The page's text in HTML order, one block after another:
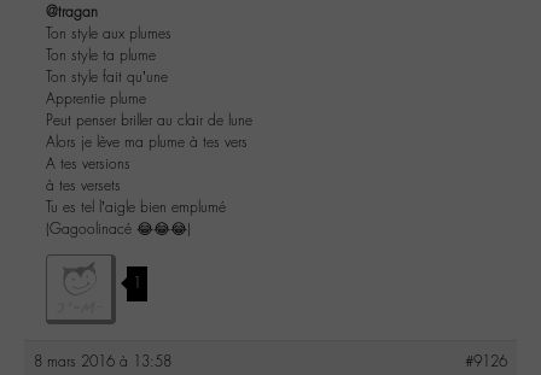
@tragan
Ton style aux plumes
Ton style ta plume
Ton style fait qu’une
Apprentie plume
Peut penser briller au clair de lune
Alors je lève ma plume à tes vers
A tes versions
à tes versets
Tu es tel l’aigle bien emplumé
(Gagoolinacé 😂😂😂)
1
8 mars 2016 à 13:58 #9126